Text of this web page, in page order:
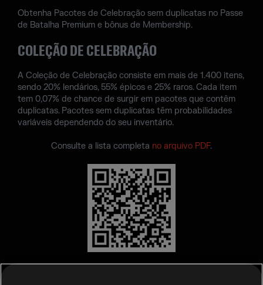
Obtenha Pacotes de Celebração sem duplicatas no Passe
de Batalha Premium e bônus de Membership.
COLEÇÃO DE CELEBRAÇÃO
A Coleção de Celebração consiste em mais de 1.400 itens,
sendo 20% lendários, 55% épicos e 25% raros. Cada item
tem 0,07% de chance de surgir em pacotes que contêm
duplicatas. Pacotes sem duplicatas têm probabilidades
variáveis dependendo do seu inventário.
Consulte a lista completa no arquivo PDF.